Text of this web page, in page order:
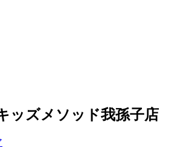
ッズメソッド我孫子店